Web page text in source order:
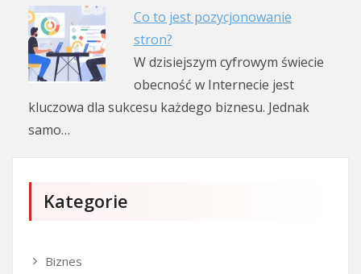
Co to jest pozycjonowanie
stron?
W dzisiejszym cyfrowym świecie
obecność w Internecie jest
kluczowa dla sukcesu każdego biznesu. Jednak
samo…
Kategorie
Biznes